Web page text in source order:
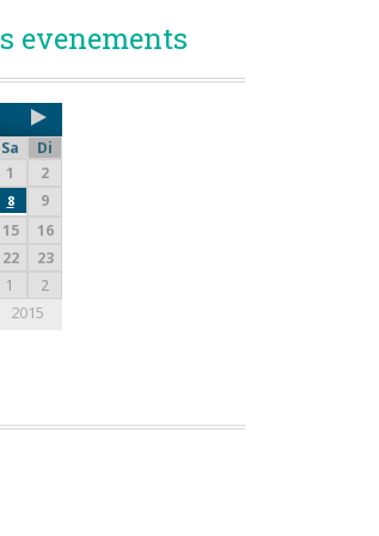
evenements
Sa
Di
1
2
8
9
15
16
22
23
1 2
2015